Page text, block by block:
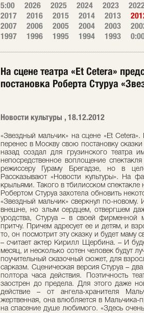
5:00 2026 2025 2024 2023
2017
2016 2015 2014 2013
2007
2006 2005 2004 2003
1997
1996 1995 1994 1993
На сцене театра «Et Cetera»
постановка Роберта Стуруа
Новости культуры , 18.12.2012
«Звездный мальчик» на сцене «Et
перенес в Москву свою постановку
назад создал для грузинского театра
непосредственное воплощение
режиссеру Гураму Брегадзе, но в
Рассказывают «Новости культуры». На
крыльями. Такого в тбилисском
Робертом Стуруа захотела обновить
«Звездный мальчик» сверкнул по-
внешне, но злым сердцем, отвергшем
уродства, Стуруа – в своей фирменной
притчу. Причем адресует ее и детям, и
то, он посмотрит эту сказку и будет
– считает актер Кирилл Щербина. – И
месяц, и несколько сотен человек будут
поучительный сказочный сюжет, для
сарказм. Сценическая версия Стуруа –
полтора часа действия. Поэтичность
заострен до предела. Для этого даже
действие – от ангела-хранителя
жертвенная, она влюбляется в Мальчика-
на спасение душе любимого. «Здесь